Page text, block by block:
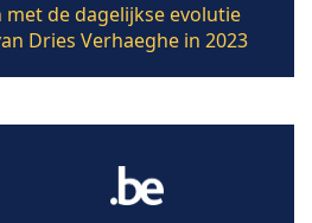
met de dagelijkse evolutie
Dries Verhaeghe in 2023